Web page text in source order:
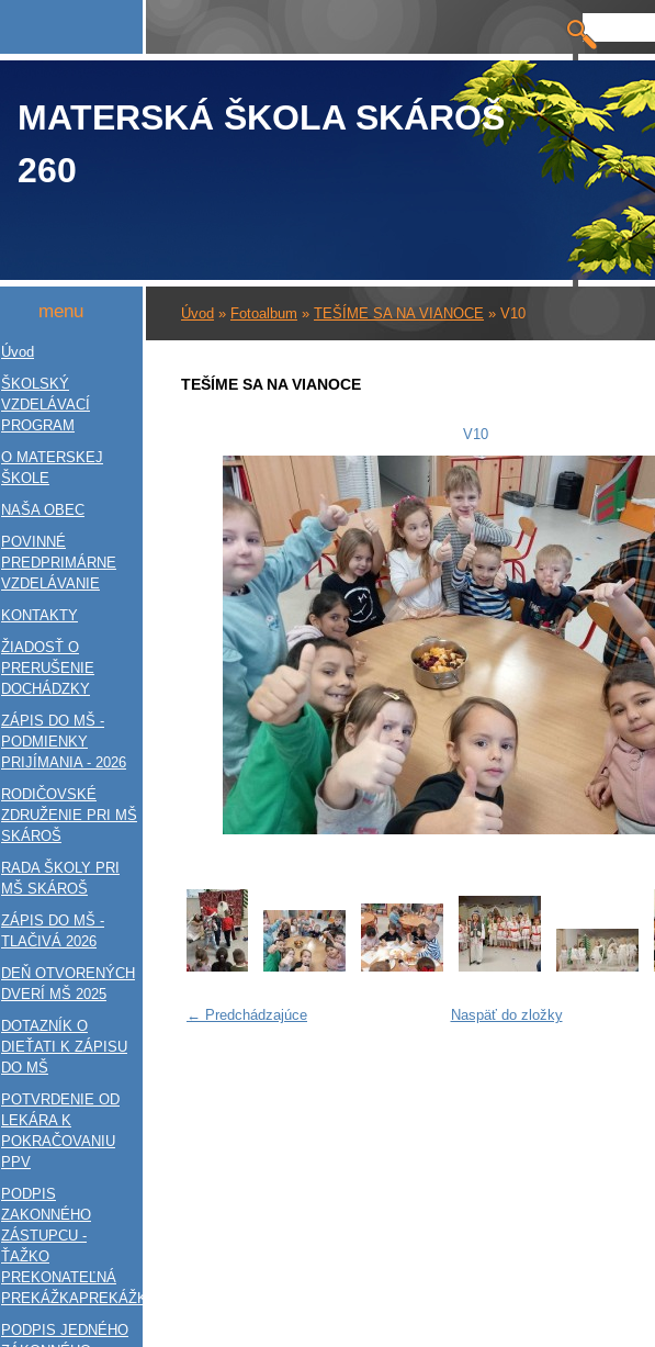
MATERSKÁ ŠKOLA SKÁROŠ
260
Úvod » Fotoalbum » TEŠÍME SA NA VIANOCE » V10
TEŠÍME SA NA VIANOCE
V10
← Predchádzajúce Naspäť do zložky
menu
Úvod
ŠKOLSKÝ
VZDELÁVACÍ
PROGRAM
O MATERSKEJ
ŠKOLE
NAŠA OBEC
POVINNÉ
PREDPRIMÁRNE
VZDELÁVANIE
KONTAKTY
ŽIADOSŤ O
PRERUŠENIE
DOCHÁDZKY
ZÁPIS DO MŠ -
PODMIENKY
PRIJÍMANIA - 2026
RODIČOVSKÉ
ZDRUŽENIE PRI MŠ
SKÁROŠ
RADA ŠKOLY PRI
MŠ SKÁROŠ
ZÁPIS DO MŠ -
TLAČIVÁ 2026
DEŇ OTVORENÝCH
DVERÍ MŠ 2025
DOTAZNÍK O
DIEŤATI K ZÁPISU
DO MŠ
POTVRDENIE OD
LEKÁRA K
POKRAČOVANIU
PPV
PODPIS
ZAKONNÉHO
ZÁSTUPCU -
ŤAŽKO
PREKONATEĽNÁ
PREKÁŽKAPREKÁŽKA
PODPIS JEDNÉHO